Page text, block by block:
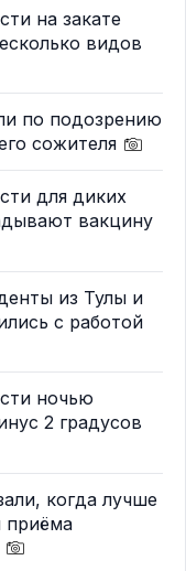
на закате
видов
по подозрению
сожителя
для диких
вакцину
из Тулы и
с работой
ночью
2 градусов
когда лучше
приёма